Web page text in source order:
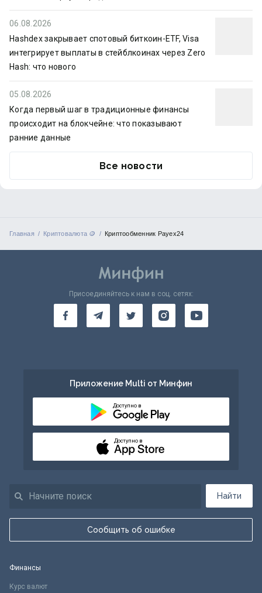
06.08.2026
Hashdex закрывает спотовый биткоин-ETF, Visa
интегрирует выплаты в стейблкоинах через Zero
Hash: что нового
05.08.2026
Когда первый шаг в традиционные финансы
происходит на блокчейне: что показывают
ранние данные
Все новости
Главная Криптовалюта 🪙 Криптообменник Payex24
Найти
Сообщить об ошибке
Присоединяйтесь к нам в соц. сетях:
Приложение Multi от Минфин
Доступно в
Доступно в
Финансы
Курс валют